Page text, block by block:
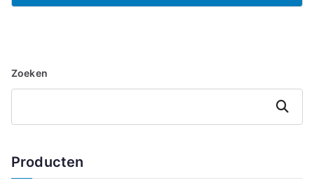
Zoeken
Zoeken
Producten